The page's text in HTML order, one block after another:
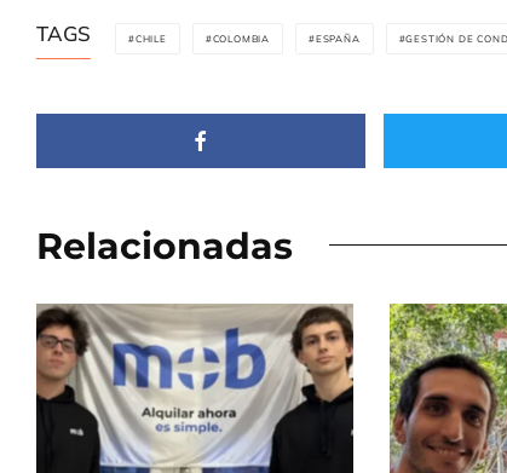
TAGS CHILE COLOMBIA ESPAÑA GESTIÓN DE
Relacionadas